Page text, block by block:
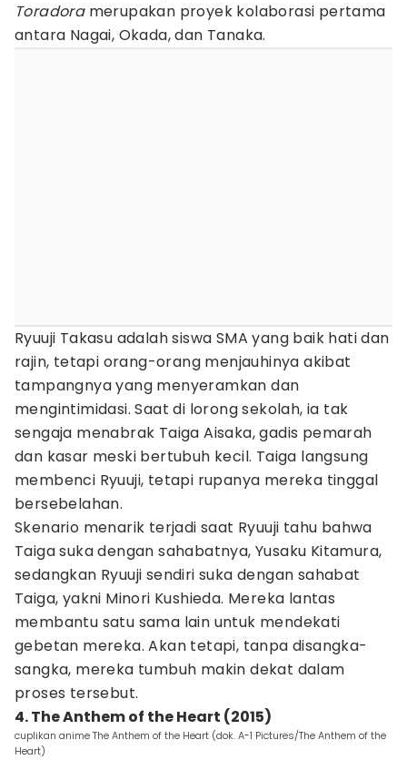
Toradora merupakan proyek kolaborasi pertama
antara Nagai, Okada, dan Tanaka.
Ryuuji Takasu adalah siswa SMA yang baik hati dan
rajin, tetapi orang-orang menjauhinya akibat
tampangnya yang menyeramkan dan
mengintimidasi. Saat di lorong sekolah, ia tak
sengaja menabrak Taiga Aisaka, gadis pemarah
dan kasar meski bertubuh kecil. Taiga langsung
membenci Ryuuji, tetapi rupanya mereka tinggal
bersebelahan.
Skenario menarik terjadi saat Ryuuji tahu bahwa
Taiga suka dengan sahabatnya, Yusaku Kitamura,
sedangkan Ryuuji sendiri suka dengan sahabat
Taiga, yakni Minori Kushieda. Mereka lantas
membantu satu sama lain untuk mendekati
gebetan mereka. Akan tetapi, tanpa disangka-
sangka, mereka tumbuh makin dekat dalam
proses tersebut.
4. The Anthem of the Heart (2015)
cuplikan anime The Anthem of the Heart (dok. A-1 Pictures/The Anthem of the
Heart)